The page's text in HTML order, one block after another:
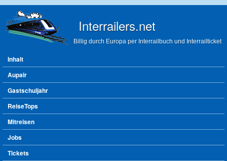
Interrailers.net
Billig durch Europa per Interrailbuch und Interrailticket
Hauptmenü
Inhalt
Aupair
Gastschuljahr
ReiseTops
Mitreisen
Jobs
Tickets